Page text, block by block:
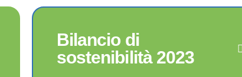
Bilancio di
sostenibilità 2023